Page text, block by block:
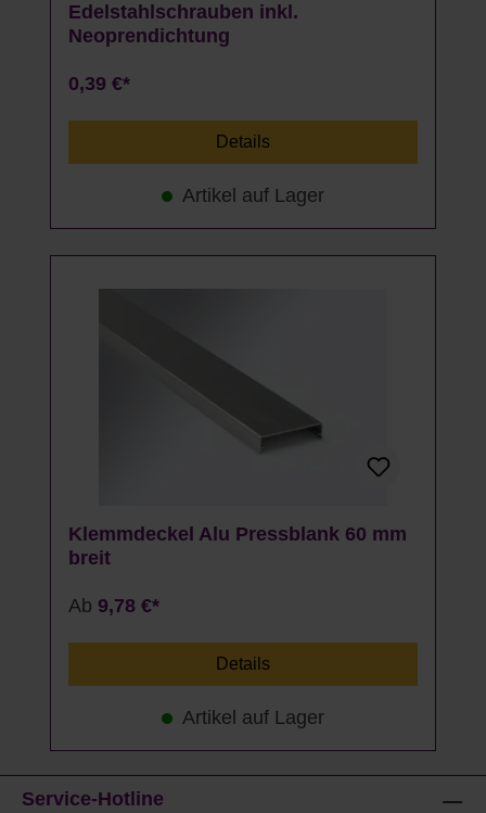
Edelstahlschrauben inkl.
Neoprendichtung
0,39 €*
Details
Artikel auf Lager
Klemmdeckel Alu Pressblank 60 mm
breit
Ab 9,78 €*
Details
Artikel auf Lager
Service-Hotline